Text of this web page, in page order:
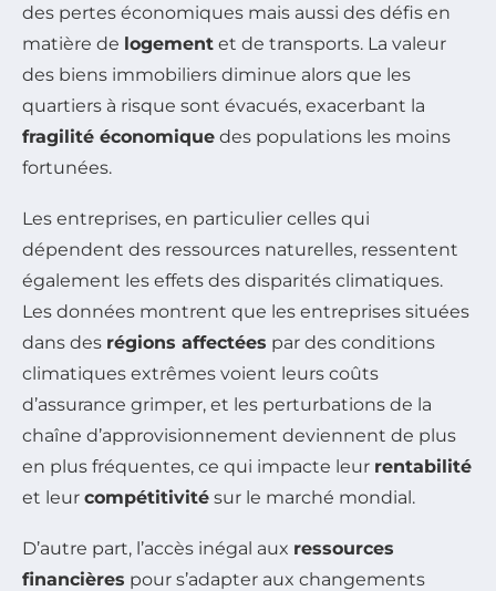
des pertes économiques mais aussi des défis en
matière de logement et de transports. La valeur
des biens immobiliers diminue alors que les
quartiers à risque sont évacués, exacerbant la
fragilité économique des populations les moins
fortunées.
Les entreprises, en particulier celles qui
dépendent des ressources naturelles, ressentent
également les effets des disparités climatiques.
Les données montrent que les entreprises situées
dans des régions affectées par des conditions
climatiques extrêmes voient leurs coûts
d’assurance grimper, et les perturbations de la
chaîne d’approvisionnement deviennent de plus
en plus fréquentes, ce qui impacte leur rentabilité
et leur compétitivité sur le marché mondial.
D’autre part, l’accès inégal aux ressources
financières pour s’adapter aux changements